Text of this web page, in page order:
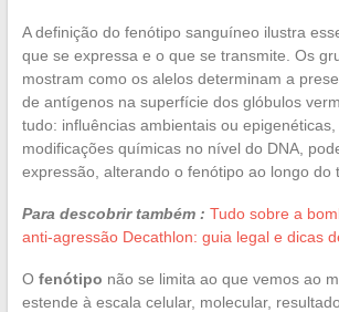
A definição do fenótipo sanguíneo ilustra
que se expressa e o que se transmite. Os
mostram como os alelos determinam a
de antígenos na superfície dos glóbulos
tudo: influências ambientais ou epigenéticas,
modificações químicas no nível do DNA,
expressão, alterando o fenótipo ao longo do
Para descobrir também : Tudo sobre a
anti-agressão Decathlon: guia legal e dicas
O fenótipo não se limita ao que vemos ao
estende à escala celular, molecular,